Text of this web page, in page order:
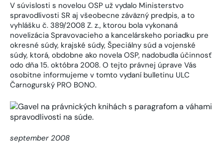
V súvislosti s novelou OSP už vydalo Ministerstvo
spravodlivosti SR aj všeobecne záväzný predpis, a to
vyhlášku č. 389/2008 Z. z., ktorou bola vykonaná
novelizácia Spravovacieho a kancelárskeho poriadku pre
okresné súdy, krajské súdy, Špeciálny súd a vojenské
súdy, ktorá, obdobne ako novela OSP, nadobudla účinnosť
odo dňa 15. októbra 2008. O tejto právnej úprave Vás
osobitne informujeme v tomto vydaní bulletinu ULC
Čarnogurský PRO BONO.
september 2008